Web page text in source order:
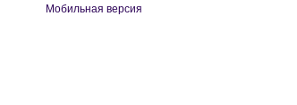
Мобильная версия